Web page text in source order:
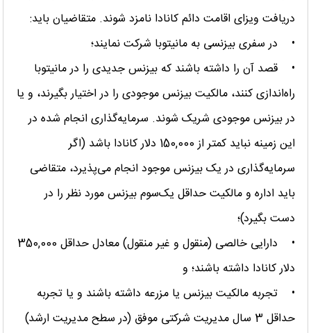
دریافت ویزای اقامت دائم کانادا نامزد شوند. متقاضیان باید:
• در سفری بیزنسی به مانیتوبا شرکت نمایند؛
• قصد آن را داشته باشند که بیزنس جدیدی را در مانیتوبا
راه‌اندازی کنند، مالکیت بیزنس موجودی را در اختیار بگیرند، و یا
در بیزنس موجودی شریک شوند. سرمایه‌گذاری انجام شده در
این زمینه نباید کمتر از 150,000 دلار کانادا باشد (اگر
سرمایه‌گذاری در یک بیزنس موجود انجام می‌پذیرد، متقاضی
باید اداره و مالکیت حداقل یک‌سوم بیزنس مورد نظر را در
دست بگیرد)؛
• دارایی خالصی (منقول و غیر منقول) معادل حداقل 350,000
دلار کانادا داشته باشند؛ و
• تجربه مالکیت بیزنس یا مزرعه داشته باشند و یا تجربه
حداقل 3 سال مدیریت شرکتی موفق (در سطح مدیریت ارشد)